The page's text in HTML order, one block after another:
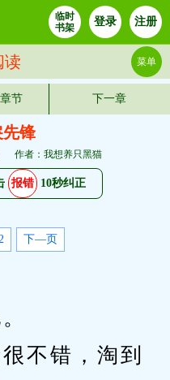
临时
书架
登录 注册
读 菜单
节 下一章
锋
作者：我想养只黑猫
报错 10秒纠正
下—页
不错，淘到